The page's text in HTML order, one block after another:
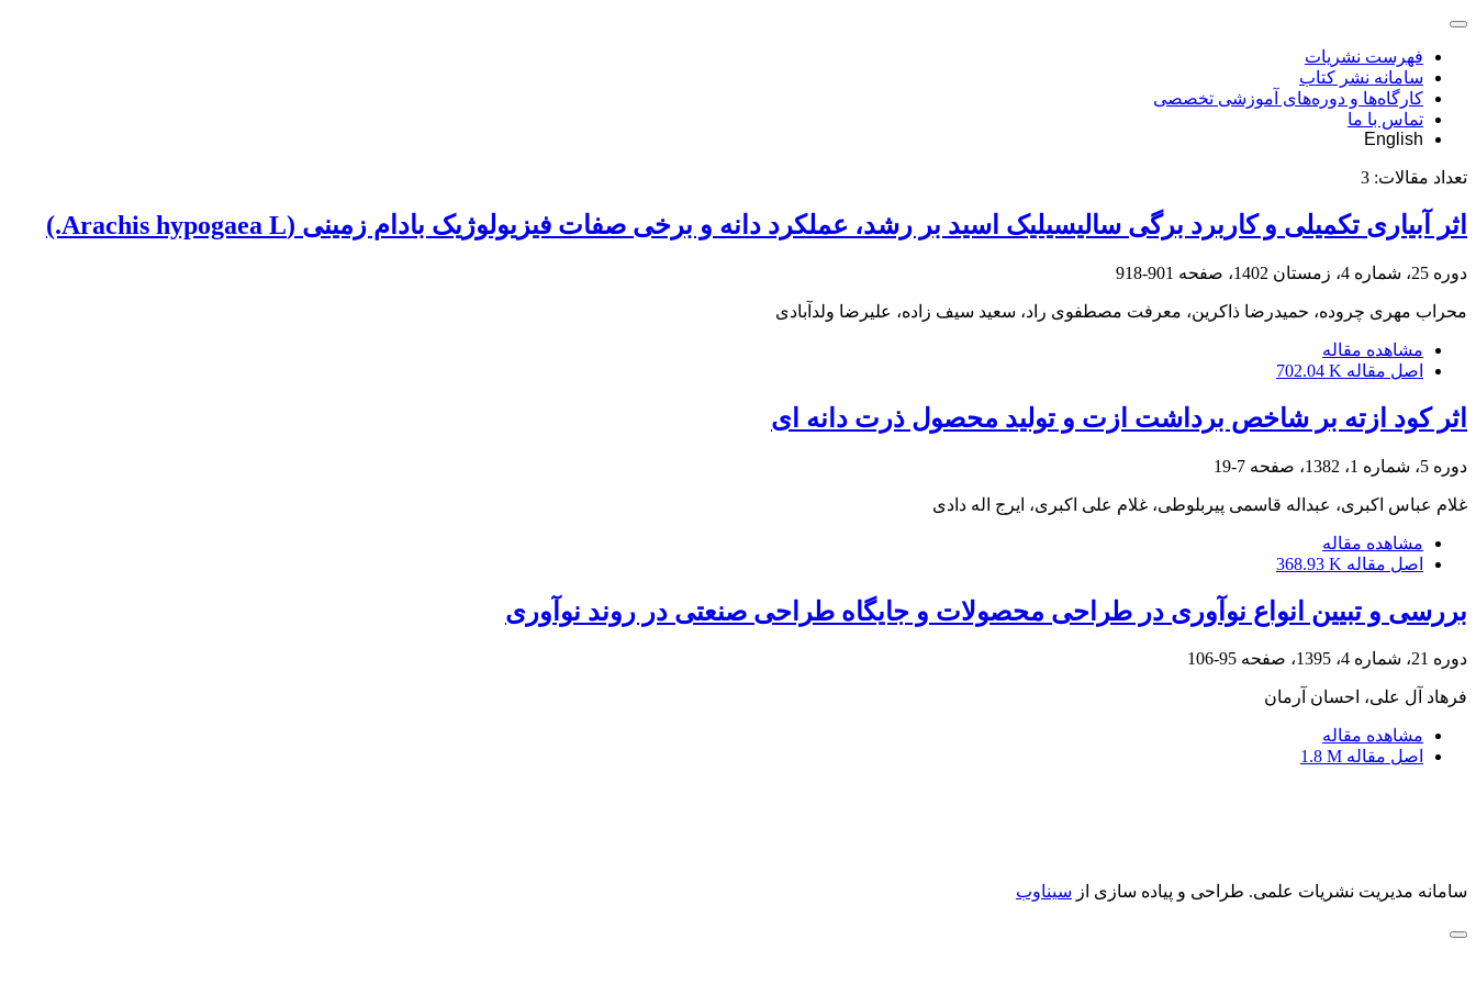
فهرست نشریات
سامانه نشر کتاب
کارگاه‌ها و دوره‌های آموزشی تخصصی
تماس با ما
English
تعداد مقالات: 3
اثر آبیاری تکمیلی و کاربرد برگی سالیسیلیک اسید بر رشد، عملکرد دانه و برخی صفات فیزیولوژیک بادام زمینی (Arachis hypogaea L.)
دوره 25، شماره 4، زمستان 1402، صفحه 901-918
محراب مهری چروده، حمیدرضا ذاکرین، معرفت مصطفوی راد، سعید سیف زاده، علیرضا ولدآبادی
مشاهده مقاله
اصل مقاله 702.04 K
اثر کود ازته بر شاخص برداشت ازت و تولید محصول ذرت دانه ای
دوره 5، شماره 1، 1382، صفحه 7-19
غلام عباس اکبرى، عبداله قاسمی پیربلوطى، غلام على اکبرى، ایرج اله دادى
مشاهده مقاله
اصل مقاله 368.93 K
بررسی و تبیین انواع نوآوری در طراحی محصولات و جایگاه طراحی صنعتی در روند نوآوری
دوره 21، شماره 4، 1395، صفحه 95-106
فرهاد آل علی، احسان آرمان
مشاهده مقاله
اصل مقاله 1.8 M
سامانه مدیریت نشریات علمی. طراحی و پیاده سازی از سیناوب